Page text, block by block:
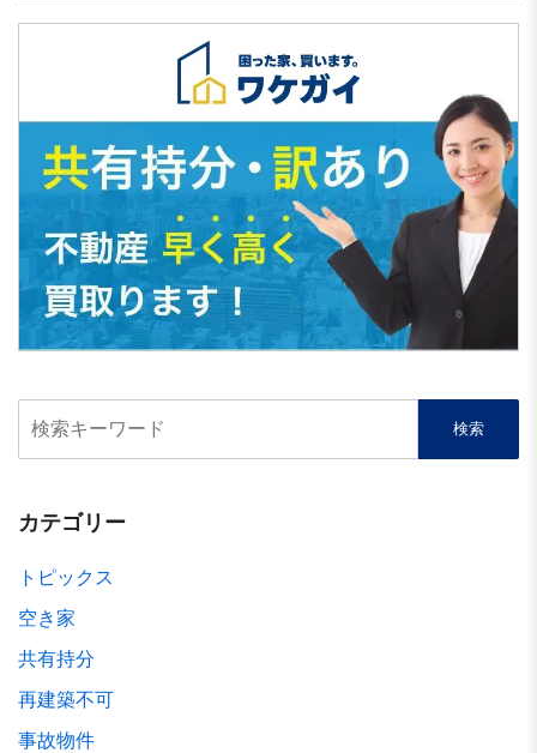
カテゴリー
トピックス
空き家
共有持分
再建築不可
事故物件